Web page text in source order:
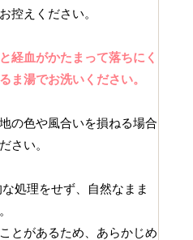
控えください。
経血がかたまって落ちにく
ま湯でお洗いください。
の色や風合いを損ねる場合
さい。
処理をせず、自然なまま
とがあるため、あらかじめ